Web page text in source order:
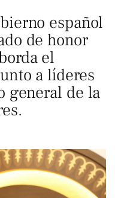
español
de honor
el
a líderes
general de la